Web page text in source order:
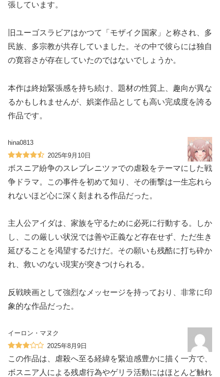
張しています。
旧ユーゴスラビアはかつて「モザイク国家」と称され、多
民族、多宗教が共存していました。その中で彼らには独自
の寛容さが存在していたのではないでしょうか。
本作は終始緊張感を持ち続け、題材の性質上、趣向が異な
るかもしれませんが、娯楽作品としても高い完成度を誇る
作品です。
hina0813
2025年9月10日
ボスニア紛争のスレブレニツァでの虐殺をテーマにした戦
争ドラマ。この事件を初めて知り、その衝撃は一生忘れら
れないほど心に深く刻まれる作品だった。
主人公アイダは、家族を守るために必死に行動する。しか
し、この厳しい状況では善や正義など存在せず、ただ生き
延びることを渇望するだけだ。その願いも残酷に打ち砕か
れ、救いのない現実が突きつけられる。
反戦映画として強烈なメッセージを持っており、非常に印
象的な作品だった。
イーロン・マヌク
2025年8月9日
この作品は、虐殺へ至る経緯を緊迫感豊かに描く一方で、
ボスニア人による残虐行為やゲリラ活動にはほとんど触れ